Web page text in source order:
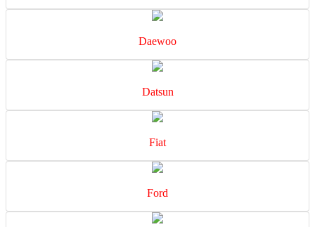
Daewoo
Datsun
Fiat
Ford